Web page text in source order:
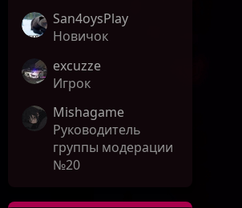
San4oysPlay
Новичок
excuzze
Игрок
Mishagame
Руководитель
группы модерации
№20